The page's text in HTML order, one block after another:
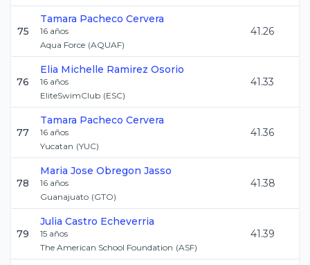
75
Tamara Pacheco Cervera
16 años
Aqua Force (AQUAF)
41.26
76
Elia Michelle Ramirez Osorio
16 años
EliteSwimClub (ESC)
41.33
77
Tamara Pacheco Cervera
16 años
Yucatan (YUC)
41.36
78
Maria Jose Obregon Jasso
16 años
Guanajuato (GTO)
41.38
79
Julia Castro Echeverria
15 años
The American School Foundation (ASF)
41.39